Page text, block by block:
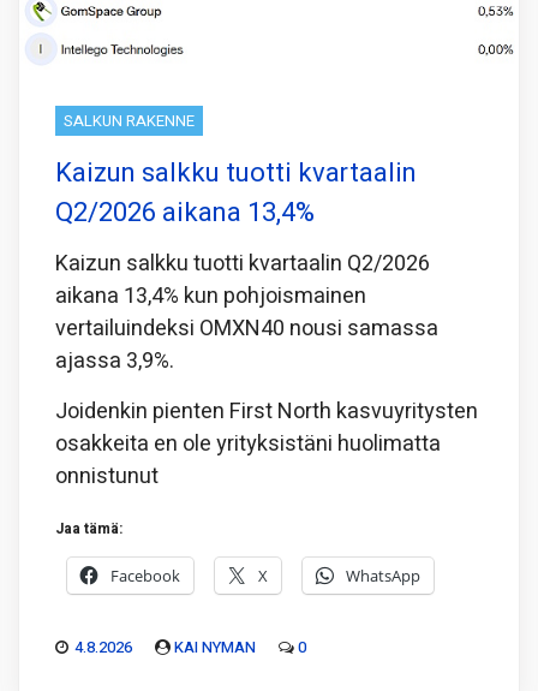
SALKUN RAKENNE
Kaizun salkku tuotti kvartaalin
Q2/2026 aikana 13,4%
Kaizun salkku tuotti kvartaalin Q2/2026
aikana 13,4% kun pohjoismainen
vertailuindeksi OMXN40 nousi samassa
ajassa 3,9%.
Joidenkin pienten First North kasvuyritysten
osakkeita en ole yrityksistäni huolimatta
onnistunut
Jaa tämä:
Facebook X WhatsApp
4.8.2026 KAI NYMAN 0